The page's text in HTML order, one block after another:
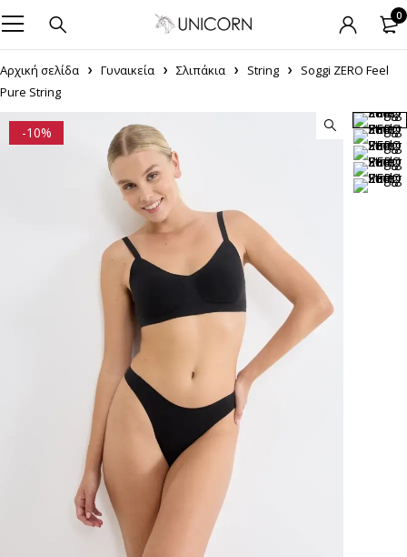
0
Αρχική σελίδα Γυναικεία Σλιπάκια String
Soggi ZERO Feel
Pure String
-10%